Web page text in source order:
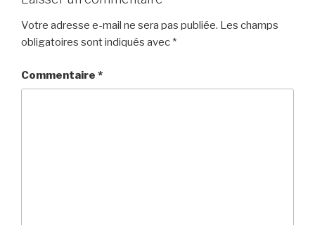
Votre adresse e-mail ne sera pas publiée. Les champs
obligatoires sont indiqués avec *
Commentaire *